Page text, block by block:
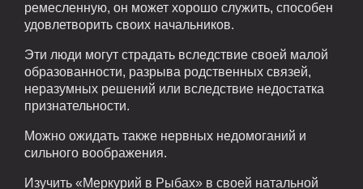
ремесленную, он может хорошо служить, способен
удовлетворить своих начальников.
Эти люди могут страдать вследствие своей малой
образованности, разрыва родственных связей,
неразумных решений или вследствие недостатка
признательности.
Можно ожидать также нервных недомоганий и
сильного воображения.
Изучить «Меркурий в Рыбах» в своей натальной